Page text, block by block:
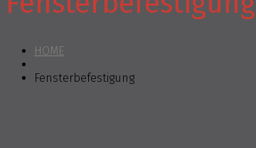
HOME
Fensterbefestigung